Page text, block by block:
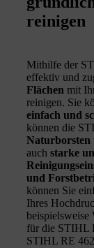
reinigen
Mithilfe der
effektiv und
Flächen mit
reinigen. Sie
einfach und
können die
Naturborsten
auch starke
und
können Sie
Ihres
beispielsweise
für die STIHL
STIHL RE